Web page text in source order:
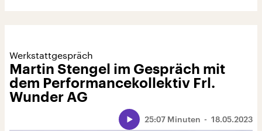
Werkstattgespräch
Martin Stengel im Gespräch mit
dem Performancekollektiv Frl.
Wunder AG
18.05.2023
25:07 Minuten